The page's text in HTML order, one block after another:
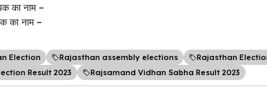
का नाम –
का नाम –
Election Rajasthan assembly elections Rajasthan
Result 2023
Rajsamand Vidhan Sabha Result 2023